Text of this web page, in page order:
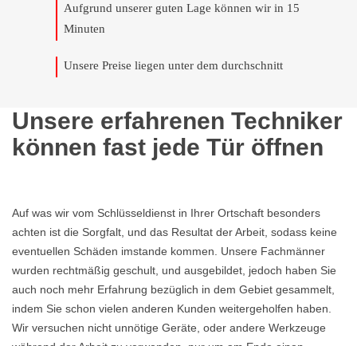
Aufgrund unserer guten Lage können wir in 15
Minuten
Unsere Preise liegen unter dem durchschnitt
Unsere erfahrenen Techniker
können fast jede Tür öffnen
Auf was wir vom Schlüsseldienst in Ihrer Ortschaft besonders
achten ist die Sorgfalt, und das Resultat der Arbeit, sodass keine
eventuellen Schäden imstande kommen. Unsere Fachmänner
wurden rechtmäßig geschult, und ausgebildet, jedoch haben Sie
auch noch mehr Erfahrung bezüglich in dem Gebiet gesammelt,
indem Sie schon vielen anderen Kunden weitergeholfen haben.
Wir versuchen nicht unnötige Geräte, oder andere Werkzeuge